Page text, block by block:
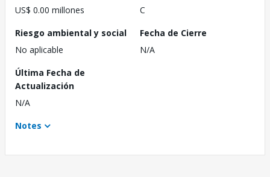
US$ 0.00 millones
C
Riesgo ambiental y social
No aplicable
Fecha de Cierre
N/A
Última Fecha de
Actualización
N/A
Notes